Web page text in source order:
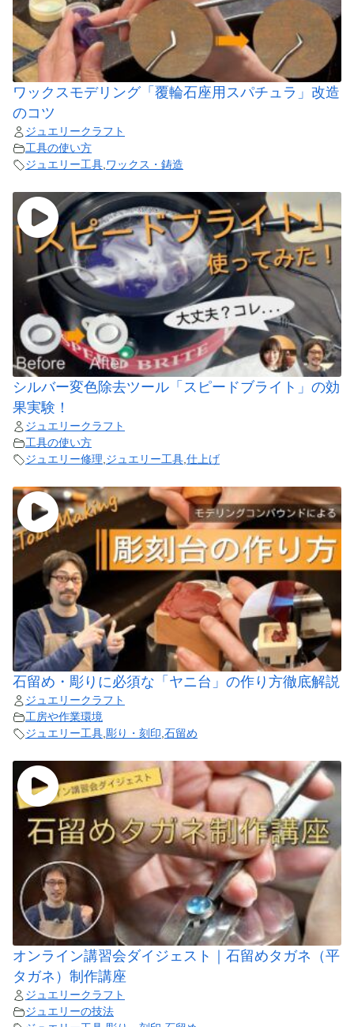
ワックスモデリング「覆輪石座用スパチュラ」改造
のコツ
ジュエリークラフト
工具の使い方
ジュエリー工具 ワックス・鋳造
シルバー変色除去ツール「スピードブライト」の効
果実験！
ジュエリークラフト
工具の使い方
ジュエリー修理 ジュエリー工具 仕上げ
石留め・彫りに必須な「ヤニ台」の作り方徹底解説
ジュエリークラフト
工房や作業環境
ジュエリー工具 彫り・刻印 石留め
オンライン講習会ダイジェスト｜石留めタガネ（平
タガネ）制作講座
ジュエリークラフト
ジュエリーの技法